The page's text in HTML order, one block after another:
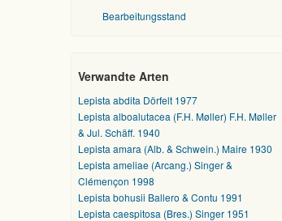
Bearbeitungsstand
Verwandte Arten
Lepista abdita Dörfelt 1977
Lepista alboalutacea (F.H. Møller) F.H. Møller
& Jul. Schäff. 1940
Lepista amara (Alb. & Schwein.) Maire 1930
Lepista ameliae (Arcang.) Singer &
Clémençon 1998
Lepista bohusii Ballero & Contu 1991
Lepista caespitosa (Bres.) Singer 1951